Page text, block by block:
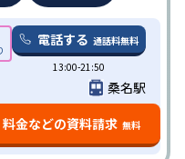
電話する 通話料無料
13:00-21:50
桑名駅
料金などの資料請求 無料